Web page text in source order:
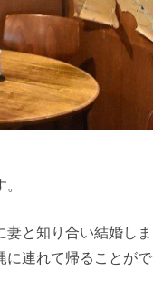
妻と知り合い結婚しま
に連れて帰ることがで